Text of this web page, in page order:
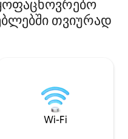
თვიურად
Wi-Fi